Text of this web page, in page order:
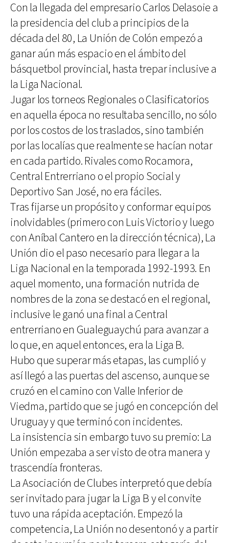
Con la llegada del empresario Carlos Delasoie a
la presidencia del club a principios de la
década del 80, La Unión de Colón empezó a
ganar aún más espacio en el ámbito del
básquetbol provincial, hasta trepar inclusive a
la Liga Nacional.
Jugar los torneos Regionales o Clasificatorios
en aquella época no resultaba sencillo, no sólo
por los costos de los traslados, sino también
por las localías que realmente se hacían notar
en cada partido. Rivales como Rocamora,
Central Entrerriano o el propio Social y
Deportivo San José, no era fáciles.
Tras fijarse un propósito y conformar equipos
inolvidables (primero con Luis Victorio y luego
con Aníbal Cantero en la dirección técnica), La
Unión dio el paso necesario para llegar a la
Liga Nacional en la temporada 1992-1993. En
aquel momento, una formación nutrida de
nombres de la zona se destacó en el regional,
inclusive le ganó una final a Central
entrerriano en Gualeguaychú para avanzar a
lo que, en aquel entonces, era la Liga B.
Hubo que superar más etapas, las cumplió y
así llegó a las puertas del ascenso, aunque se
cruzó en el camino con Valle Inferior de
Viedma, partido que se jugó en concepción del
Uruguay y que terminó con incidentes.
La insistencia sin embargo tuvo su premio: La
Unión empezaba a ser visto de otra manera y
trascendía fronteras.
La Asociación de Clubes interpretó que debía
ser invitado para jugar la Liga B y el convite
tuvo una rápida aceptación. Empezó la
competencia, La Unión no desentonó y a partir